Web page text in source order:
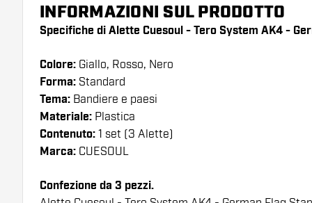
INFORMAZIONI SUL PRODOTTO
Specifiche di Alette Cuesoul - Tero System AK4 -
Colore: Giallo, Rosso, Nero
Forma: Standard
Tema: Bandiere e paesi
Materiale: Plastica
Contenuto: 1 set (3 Alette)
Marca: CUESOUL
Confezione da 3 pezzi.